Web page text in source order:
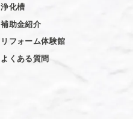
浄化槽
補助金紹介
リフォーム体験館
よくある質問